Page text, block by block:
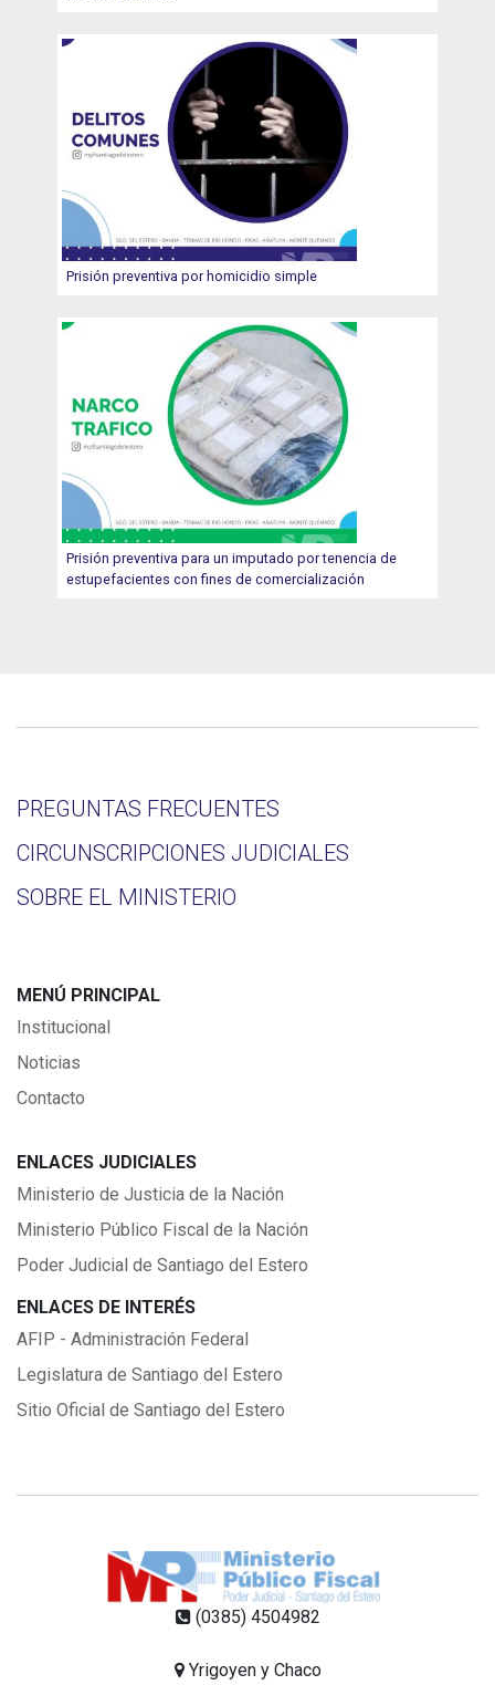
Prisión preventiva por homicidio simple
Prisión preventiva para un imputado por tenencia de
estupefacientes con fines de comercialización
PREGUNTAS FRECUENTES
CIRCUNSCRIPCIONES JUDICIALES
SOBRE EL MINISTERIO
MENÚ PRINCIPAL
Institucional
Noticias
Contacto
ENLACES JUDICIALES
Ministerio de Justicia de la Nación
Ministerio Público Fiscal de la Nación
Poder Judicial de Santiago del Estero
ENLACES DE INTERÉS
AFIP - Administración Federal
Legislatura de Santiago del Estero
Sitio Oficial de Santiago del Estero
(0385) 4504982
Yrigoyen y Chaco